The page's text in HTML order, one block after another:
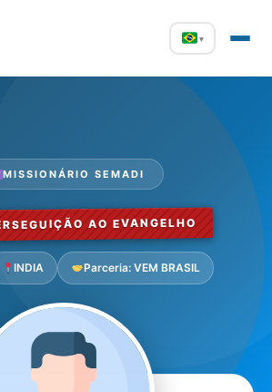
▾
MISSIONÁRIO SEMADI
AO EVANGELHO
INDIA Parceria: VEM BRASIL